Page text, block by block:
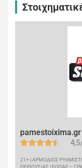
pamestoixima.gr
21+ | ΑΡΜΟΔΙΟΣ
ΠΕΡΙΟΥΣΙΑΣ | ΕΟΠΑΕ –